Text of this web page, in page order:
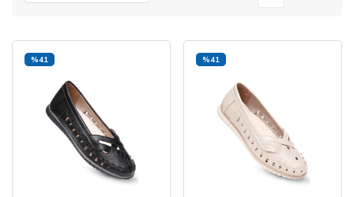
%41 %41